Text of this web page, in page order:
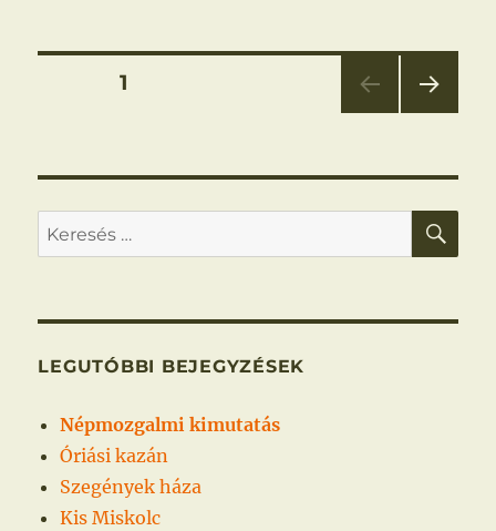
Bejegyzések
OLDAL1
OLD
AL
Keresés
a
kifejezésre:
LEGUTÓBBI BEJEGYZÉSEK
Népmozgalmi kimutatás
Óriási kazán
Szegények háza
Kis Miskolc